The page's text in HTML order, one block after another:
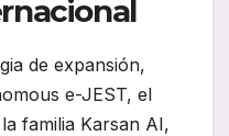
de expansión,
e-JEST, el
familia Karsan AI,